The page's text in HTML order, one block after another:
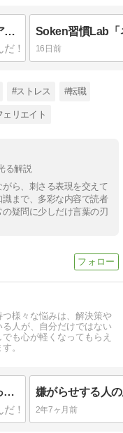
「NUTO プロテインパウダー」ココア味【1回分77円の激安プロテインをセイムスで発見】
16日前
#ストレス #転職
ェリエイト
る解説
ら、刺さる表現を交えて
まで、多彩な内容で読者
疑問に少しだけ言葉の刃
様々な悩みは、解決策や
人が、自分だけではない
も心が軽くなってもらえ
。
何もしてないのに、相手が不満を言って来るが故に人間関係が崩れてしまう。その相手の心理状態。
2年7ヶ月前